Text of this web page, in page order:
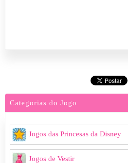
Categorias do Jogo
Jogos das Princesas da Disney
Jogos de Vestir